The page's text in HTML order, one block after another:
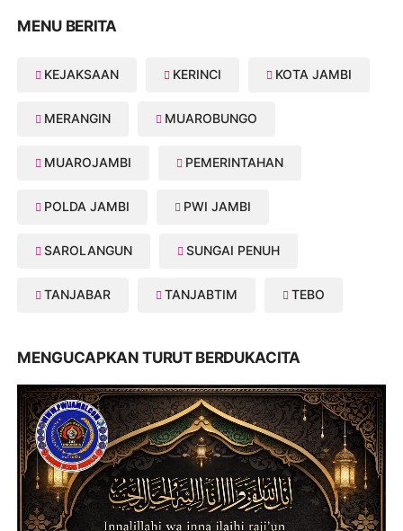
MENU BERITA
KEJAKSAAN KERINCI KOTA JAMBI
MERANGIN MUAROBUNGO
MUAROJAMBI PEMERINTAHAN
POLDA JAMBI PWI JAMBI
SAROLANGUN SUNGAI PENUH
TANJABAR TANJABTIM TEBO
MENGUCAPKAN TURUT BERDUKACITA